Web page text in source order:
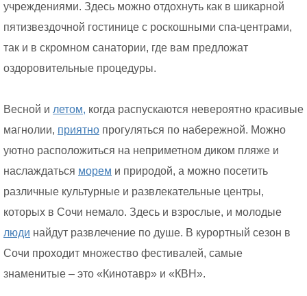
учреждениями. Здесь можно отдохнуть как в шикарной
пятизвездочной гостинице с роскошными спа-центрами,
так и в скромном санатории, где вам предложат
оздоровительные процедуры.
Весной и летом, когда распускаются невероятно красивые
магнолии, приятно прогуляться по набережной. Можно
уютно расположиться на неприметном диком пляже и
наслаждаться морем и природой, а можно посетить
различные культурные и развлекательные центры,
которых в Сочи немало. Здесь и взрослые, и молодые
люди найдут развлечение по душе. В курортный сезон в
Сочи проходит множество фестивалей, самые
знаменитые – это «Кинотавр» и «КВН».